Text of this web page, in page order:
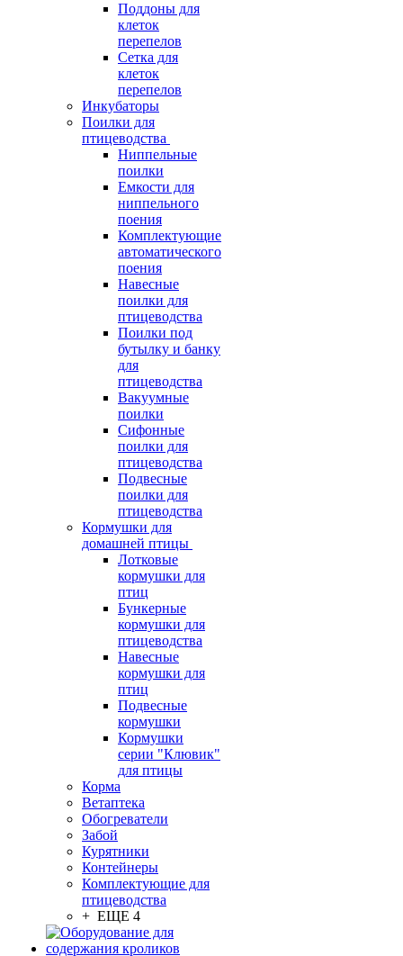
Поддоны для
клеток
перепелов
Сетка для
клеток
перепелов
Инкубаторы
Поилки для
птицеводства
Ниппельные
поилки
Емкости для
ниппельного
поения
Комплектующие
автоматического
поения
Навесные
поилки для
птицеводства
Поилки под
бутылку и банку
для
птицеводства
Вакуумные
поилки
Сифонные
поилки для
птицеводства
Подвесные
поилки для
птицеводства
Кормушки для
домашней птицы
Лотковые
кормушки для
птиц
Бункерные
кормушки для
птицеводства
Навесные
кормушки для
птиц
Подвесные
кормушки
Кормушки
серии "Клювик"
для птицы
Корма
Ветаптека
Обогреватели
Забой
Курятники
Контейнеры
Комплектующие для
птицеводства
+ ЕЩЕ 4